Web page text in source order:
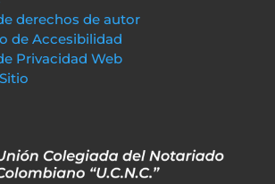
derechos de autor
de Accesibilidad
Privacidad Web